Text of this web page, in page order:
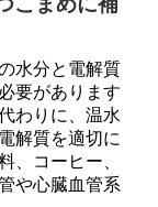
水分と電解質
要があります
わりに、温水
解質を適切に
、コーヒー、
や心臓血管系